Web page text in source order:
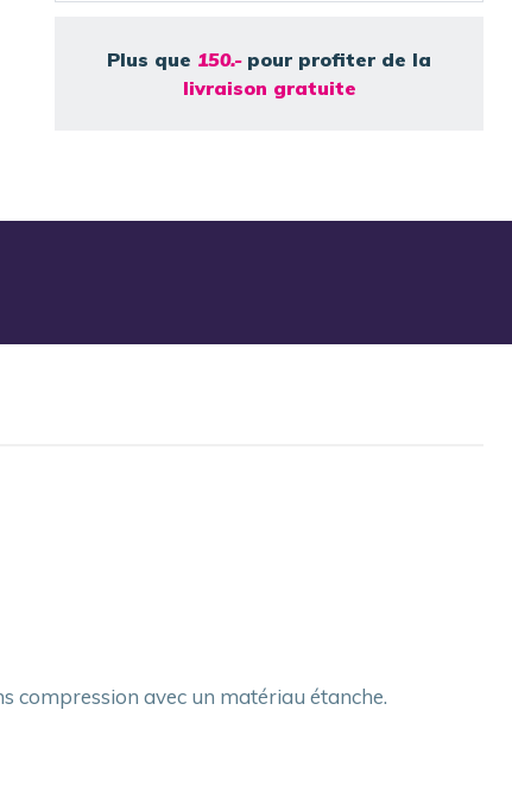
Plus que 150.-pour profiter de la
livraison gratuite
compression avec un matériau étanche.